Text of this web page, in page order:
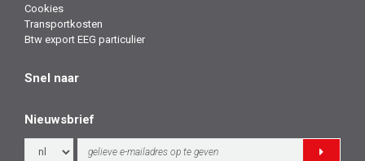
Cookies
Transportkosten
Btw export EEG particulier
Snel naar
Nieuwsbrief